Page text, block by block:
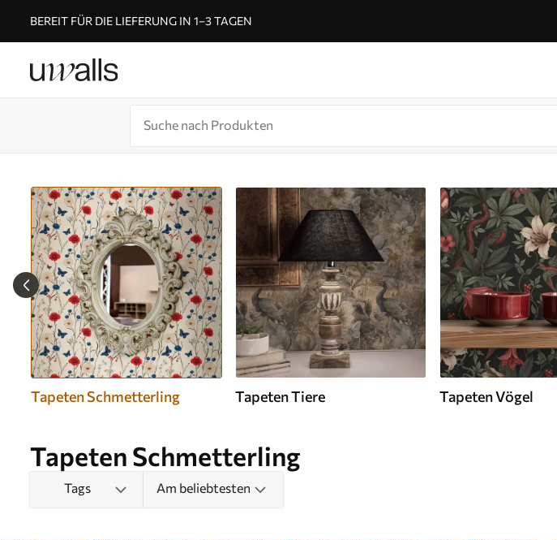
BEREIT FÜR DIE LIEFERUNG IN 1–3 TAGEN
Tapeten Schmetterling Tapeten Tiere Tapeten Vögel
Tapeten Schmetterling
Tags Am beliebtesten